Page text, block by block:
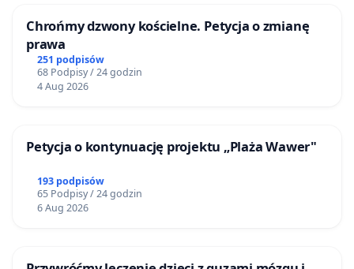
Chrońmy dzwony kościelne. Petycja o zmianę
prawa
251 podpisów
68 Podpisy / 24 godzin
4 Aug 2026
Petycja o kontynuację projektu „Plaża Wawer"
193 podpisów
65 Podpisy / 24 godzin
6 Aug 2026